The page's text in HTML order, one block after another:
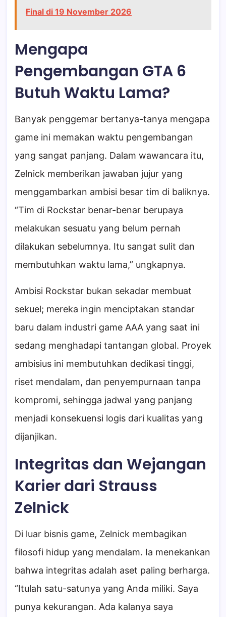
Final di 19 November 2026
Mengapa
Pengembangan GTA 6
Butuh Waktu Lama?
Banyak penggemar bertanya-tanya mengapa
game ini memakan waktu pengembangan
yang sangat panjang. Dalam wawancara itu,
Zelnick memberikan jawaban jujur yang
menggambarkan ambisi besar tim di baliknya.
“Tim di Rockstar benar-benar berupaya
melakukan sesuatu yang belum pernah
dilakukan sebelumnya. Itu sangat sulit dan
membutuhkan waktu lama,” ungkapnya.
Ambisi Rockstar bukan sekadar membuat
sekuel; mereka ingin menciptakan standar
baru dalam industri game AAA yang saat ini
sedang menghadapi tantangan global. Proyek
ambisius ini membutuhkan dedikasi tinggi,
riset mendalam, dan penyempurnaan tanpa
kompromi, sehingga jadwal yang panjang
menjadi konsekuensi logis dari kualitas yang
dijanjikan.
Integritas dan Wejangan
Karier dari Strauss
Zelnick
Di luar bisnis game, Zelnick membagikan
filosofi hidup yang mendalam. Ia menekankan
bahwa integritas adalah aset paling berharga.
“Itulah satu-satunya yang Anda miliki. Saya
punya kekurangan. Ada kalanya saya